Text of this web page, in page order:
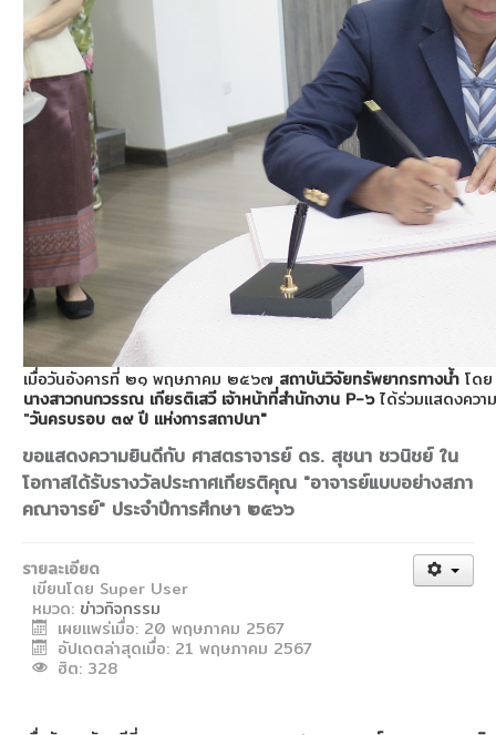
เมื่อวันอังคารที่ ๒๑ พฤษภาคม ๒๕๖๗ สถาบันวิจัยทรัพยากรทางน้ำ โด
นางสาวกนกวรรณ เกียรติเสวี เจ้าหน้าที่สำนักงาน P-๖ได้ร่วมแสดงคว
"วันครบรอบ ๓๙ ปี แห่งการสถาปนา"
ขอแสดงความยินดีกับ ศาสตราจารย์ ดร. สุชนา ชวนิชย์ ใน
โอกาสได้รับรางวัลประกาศเกียรติคุณ "อาจารย์แบบอย่างสภา
คณาจารย์" ประจำปีการศึกษา ๒๕๖๖
รายละเอียด
เขียนโดย Super User
หมวด: ข่าวกิจกรรม
เผยแพร่เมื่อ: 20 พฤษภาคม 2567
อัปเดตล่าสุดเมื่อ: 21 พฤษภาคม 2567
ฮิต: 328